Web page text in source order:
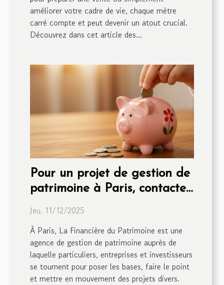
améliorer votre cadre de vie, chaque mètre
carré compte et peut devenir un atout crucial.
Découvrez dans cet article des...
Pour un projet de gestion de
patrimoine à Paris, contactez
La Financière !
Jeu. 11/12/2025
À Paris, La Financière du Patrimoine est une
agence de gestion de patrimoine auprès de
laquelle particuliers, entreprises et investisseurs
se tournent pour poser les bases, faire le point
et mettre en mouvement des projets divers.